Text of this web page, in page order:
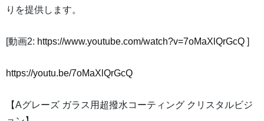
りを提供します。
[動画2: https://www.youtube.com/watch?v=7oMaXlQrGcQ ]
https://youtu.be/7oMaXlQrGcQ
【Aグレーズ ガラス用超撥水コーティング クリスタルビジ